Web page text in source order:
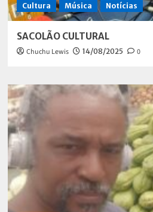
Cultura Música Notícias
SACOLÃO CULTURAL
Chuchu Lewis 14/08/2025 0